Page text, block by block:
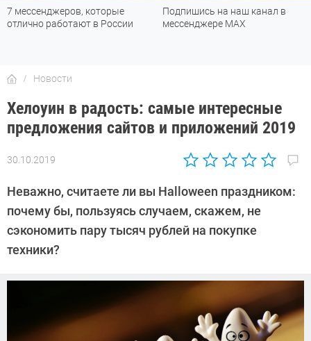
Подпишись на наш канал в
мессенджере МАХ
Рейтинг телевизоров 2026:
лучшие модели для гостиной,
Новости
Хелоуин в радость: самые интересные
предложения сайтов и приложений 2019
30.10.2019
Автор:
Неважно, считаете ли вы Halloween праздником:
почему бы, пользуясь случаем, скажем, не
сэкономить пару тысяч рублей на покупке
техники?